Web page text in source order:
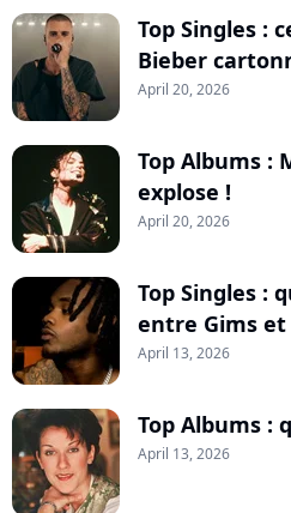
Top Singles :
Bieber
April 20, 2026
Top Albums :
explose !
April 20, 2026
Top Singles :
entre Gims et
April 13, 2026
Top Albums :
April 13, 2026